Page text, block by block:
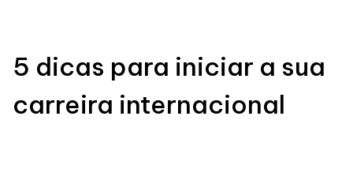
5 dicas para iniciar a sua
carreira internacional